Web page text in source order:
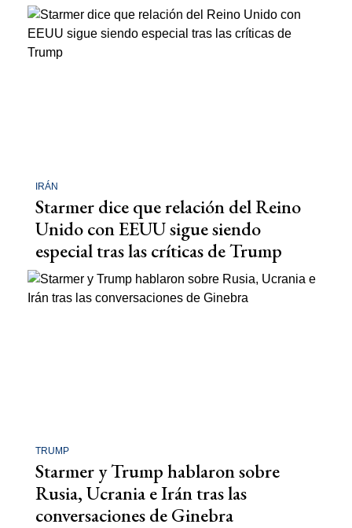
IRÁN
Starmer dice que relación del Reino
Unido con EEUU sigue siendo
especial tras las críticas de Trump
TRUMP
Starmer y Trump hablaron sobre
Rusia, Ucrania e Irán tras las
conversaciones de Ginebra